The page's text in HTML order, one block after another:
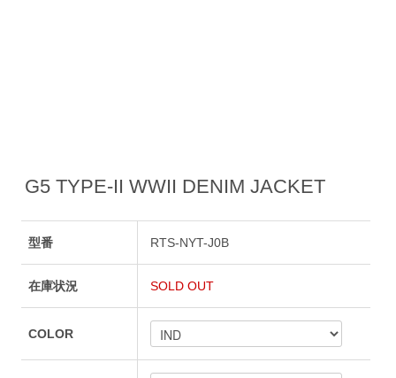
G5 TYPE-II WWII DENIM JACKET
型番 RTS-NYT-J0B
在庫状況 SOLD OUT
COLOR